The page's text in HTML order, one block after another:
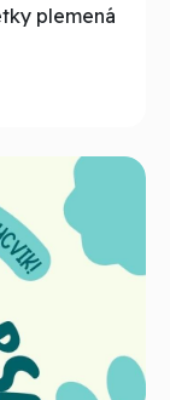
plemená